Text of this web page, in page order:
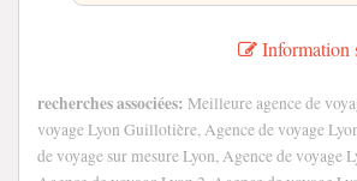
Information
recherches associées: Meilleure agence de
voyage Lyon Guillotière, Agence de voyage
de voyage sur mesure Lyon, Agence de voyage